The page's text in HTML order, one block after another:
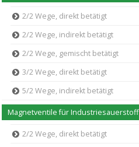
2/2 Wege, direkt betätigt
2/2 Wege, indirekt betätigt
2/2 Wege, gemischt betätigt
3/2 Wege, direkt betätigt
5/2 Wege, indirekt betätigt
Magnetventile für Industriesauerstoff
2/2 Wege, direkt betätigt